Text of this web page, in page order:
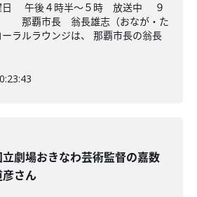
日 午後４時半～５時 放送中 ９
覇市長 翁長雄志（おなが・た
ラルラウンジは、 那覇市長の翁長
立劇場おきなわ芸術監督の嘉数
彦さん